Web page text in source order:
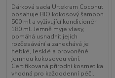
Dárková sada Urtekram Coconut
obsahuje BIO kokosový šampon
500 ml a vyživující kondicionér
180 ml. Jemně myje vlasy,
pomáhá usnadnit jejich
rozčesávání a zanechává je
hebké, lesklé a provoněné
jemnou kokosovou vůní.
Certifikovaná přírodní kosmetika
vhodná pro každodenní péči.